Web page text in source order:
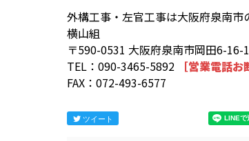
外構工事・左官工事は大阪府泉南
横山組
〒590-0531 大阪府泉南市岡田6-16-
TEL：090-3465-5892
［営業電話お
FAX：072-493-6577
ツイート